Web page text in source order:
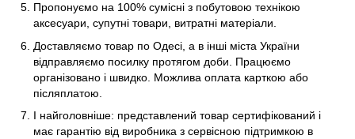
Пропонуємо на 100% сумісні з побутовою технікою
аксесуари, супутні товари, витратні матеріали.
Доставляємо товар по Одесі, а в інші міста України
відправляємо посилку протягом доби. Працюємо
організовано і швидко. Можлива оплата карткою або
післяплатою.
І найголовніше: представлений товар сертифікований і
має гарантію від виробника з сервісною підтримкою в